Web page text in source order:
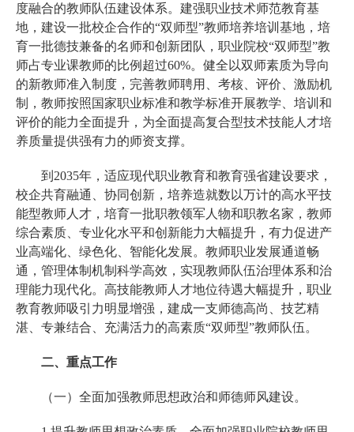
度融合的教师队伍建设体系。建强职业技术师范教育基
地，建设一批校企合作的“双师型”教师培养培训基地，培
育一批德技兼备的名师和创新团队，职业院校“双师型”教
师占专业课教师的比例超过60%。健全以双师素质为导向
的新教师准入制度，完善教师聘用、考核、评价、激励机
制，教师按照国家职业标准和教学标准开展教学、培训和
评价的能力全面提升，为全面提高复合型技术技能人才培
养质量提供强有力的师资支撑。
到2035年，适应现代职业教育和教育强省建设要求，
校企共育融通、协同创新，培养造就数以万计的高水平技
能型教师人才，培育一批职教领军人物和职教名家，教师
综合素质、专业化水平和创新能力大幅提升，有力促进产
业高端化、绿色化、智能化发展。教师职业发展通道畅
通，管理体制机制科学高效，实现教师队伍治理体系和治
理能力现代化。高技能教师人才地位待遇大幅提升，职业
教育教师吸引力明显增强，建成一支师德高尚、技艺精
湛、专兼结合、充满活力的高素质“双师型”教师队伍。
二、重点工作
（一）全面加强教师思想政治和师德师风建设。